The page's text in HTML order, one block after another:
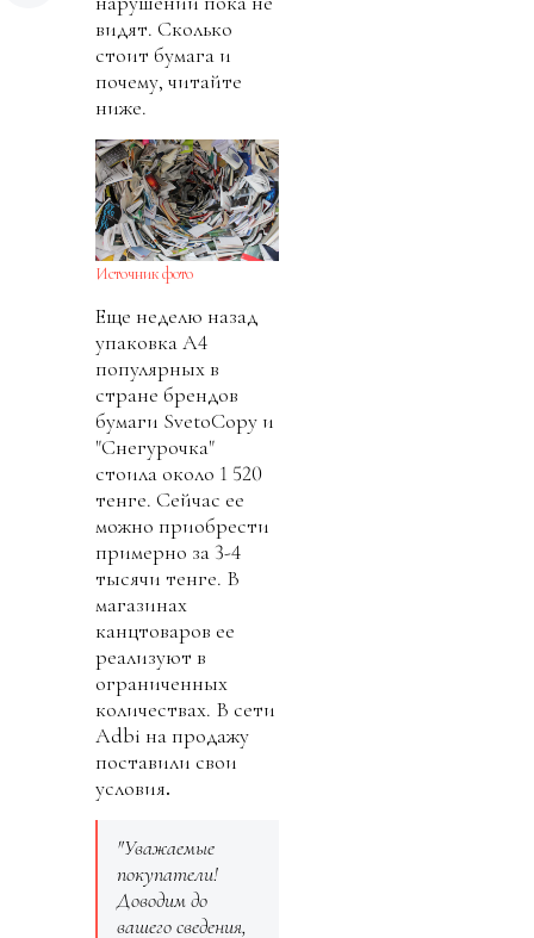
видят. Сколько
стоит бумага и
почему, читайте
ниже.
Источник фото
Еще неделю назад
упаковка А4
популярных в
стране брендов
бумаги SvetoCopy и
"Снегурочка"
стоила около 1 520
тенге. Сейчас ее
можно приобрести
примерно за 3-4
тысячи тенге. В
магазинах
канцтоваров ее
реализуют в
ограниченных
количествах. В сети
Adbi на продажу
поставили свои
условия.
"Уважаемые
покупатели!
Доводим до
вашего сведения,